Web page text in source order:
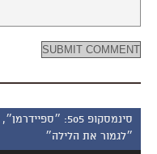
סינמסקופ 505:
״לגמור את הלילה״